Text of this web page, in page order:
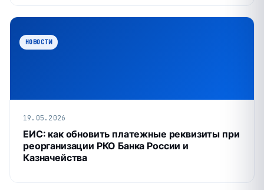
НОВОСТИ
19.05.2026
ЕИС: как обновить платежные реквизиты при
реорганизации РКО Банка России и
Казначейства